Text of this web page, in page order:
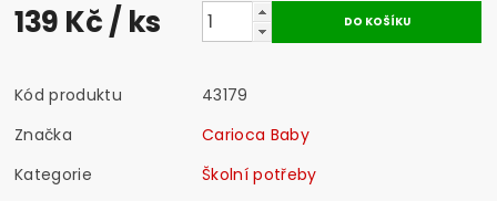
139 Kč/ ks
Kód produktu
43179
Značka
Carioca Baby
Kategorie
Školní potřeby